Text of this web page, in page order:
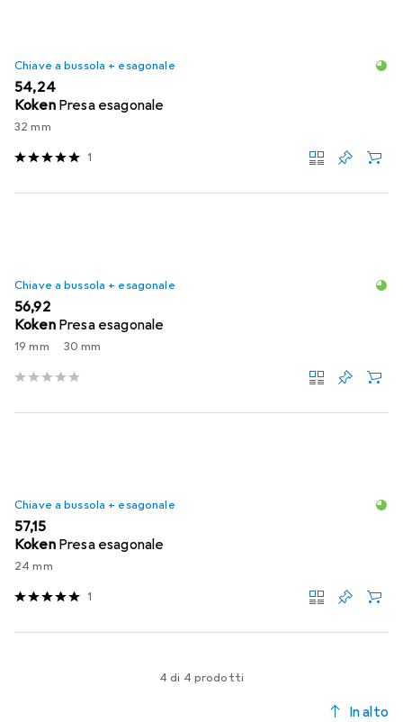
Chiave a bussola + esagonale
EUR
54,24
Koken Presa esagonale
32 mm
1
Chiave a bussola + esagonale
EUR
56,92
Koken Presa esagonale
19 mm 30 mm
Chiave a bussola + esagonale
EUR
57,15
Koken Presa esagonale
24 mm
1
4 di 4 prodotti
In alto